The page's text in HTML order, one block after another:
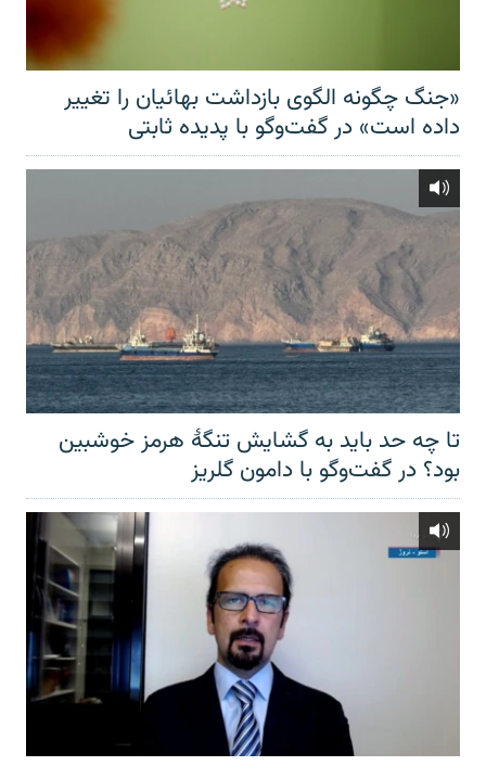
«جنگ چگونه الگوی بازداشت بهائیان را تغییر
داده است» در گفت‌وگو با پدیده ثابتی
تا چه حد باید به گشایش تنگهٔ هرمز خوشبین
بود؟ در گفت‌وگو با دامون گلریز